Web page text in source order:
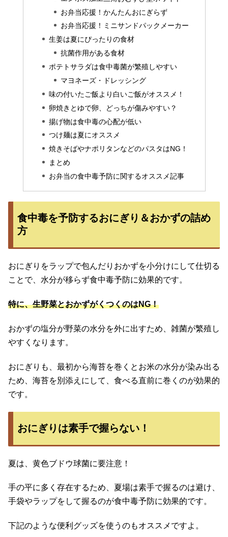
お弁当応援！かんたんおにぎらず
お弁当応援！ミニサンドパックメーカー
生姜は夏にぴったりの食材
抗菌作用がある食材
ポテトサラダは食中毒菌が繁殖しやすい
マヨネーズ・ドレッシング
味の付いたご飯より白いご飯がオススメ！
卵焼きとゆで卵、どっちが傷みやすい？
揚げ物は食中毒の心配が低い
つけ麺は夏にオススメ
焼きそばやナポリタンなどのパスタはNG！
まとめ
お弁当の食中毒予防に関するオススメ記事
食中毒を予防するおにぎり＆おかずの詰め
方
おにぎりをラップで包んだりおかずを小分けにして仕切る
ことで、水分が移らず食中毒予防に効果的です。
特に、生野菜とおかずがくつくのはNG！
おかずの塩分が野菜の水分を外に出すため、雑菌が繁殖し
やすくなります。
おにぎりも、最初から海苔を巻くとお米の水分が染み出る
ため、海苔を別添えにして、食べる直前に巻くのが効果的
です。
おにぎりは素手で握らない！
夏は、黄色ブドウ球菌に要注意！
手の平に多く存在するため、夏場は素手で握るのは避け、
手袋やラップをして握るのが食中毒予防に効果的です。
下記のような便利グッズを使うのもオススメですよ。